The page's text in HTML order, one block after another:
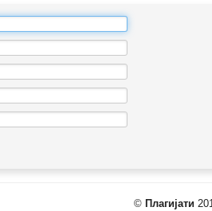
© Плагијати